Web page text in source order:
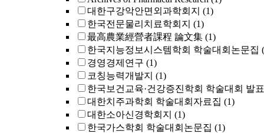
대한구강악안면외과학회지 (1)
한국전문물리치료학회지 (1)
最高農業經營者課程 論文集 (1)
한국지능정보시스템학회 학술대회논문집
경영경제연구 (1)
코칭능력개발지 (1)
한국보건교육·건강증진학회 학술대회 발
대한치주과학회 학술대회자료집 (1)
대한소아신경학회지 (1)
한국가스학회 학술대회논문집 (1)